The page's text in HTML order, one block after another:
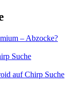
– Abzocke?
Suche
auf Chirp Suche